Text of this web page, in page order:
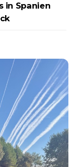
in Spanien